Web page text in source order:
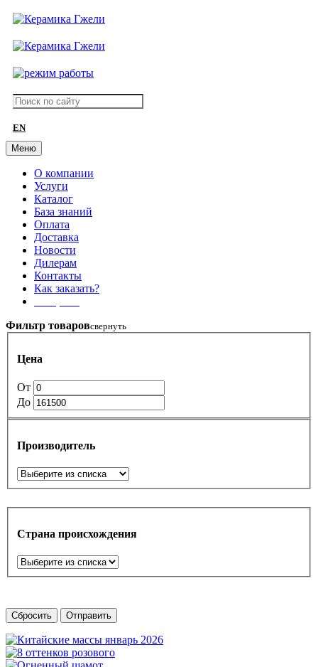
EN
Меню
О компании
Услуги
Каталог
База знаний
Оплата
Доставка
Новости
Дилерам
Контакты
Как заказать?
Фильтр товаровсвернуть
Цена
От
До
Производитель
Страна происхождения
Сбросить Отправить